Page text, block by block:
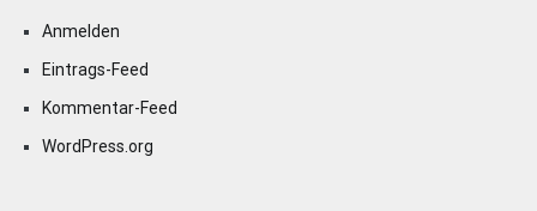
Anmelden
Eintrags-Feed
Kommentar-Feed
WordPress.org